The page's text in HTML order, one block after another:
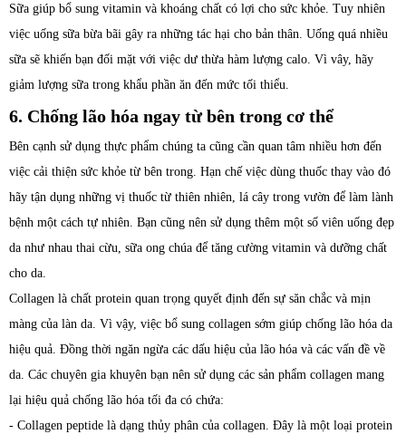
Sữa giúp bổ sung vitamin và khoáng chất có lợi cho sức khỏe. Tuy nhiên
việc uống sữa bừa bãi gây ra những tác hại cho bản thân. Uống quá nhiều
sữa sẽ khiến bạn đối mặt với việc dư thừa hàm lượng calo. Vì vây, hãy
giảm lượng sữa trong khẩu phần ăn đến mức tối thiểu.
6. Chống lão hóa ngay từ bên trong cơ thể
Bên cạnh sử dụng thực phẩm chúng ta cũng cần quan tâm nhiều hơn đến
việc cải thiện sức khỏe từ bên trong. Hạn chế việc dùng thuốc thay vào đó
hãy tận dụng những vị thuốc từ thiên nhiên, lá cây trong vườn để làm lành
bệnh một cách tự nhiên. Bạn cũng nên sử dụng thêm một số viên uống đẹp
da như nhau thai cừu, sữa ong chúa để tăng cường vitamin và dưỡng chất
cho da.
Collagen là chất protein quan trọng quyết định đến sự săn chắc và mịn
màng của làn da. Vì vậy, việc bổ sung collagen sớm giúp chống lão hóa da
hiệu quả. Đồng thời ngăn ngừa các dấu hiệu của lão hóa và các vấn đề về
da. Các chuyên gia khuyên bạn nên sử dụng các sản phẩm collagen mang
lại hiệu quả chống lão hóa tối đa có chứa:
- Collagen peptide là dạng thủy phân của collagen. Đây là một loại protein